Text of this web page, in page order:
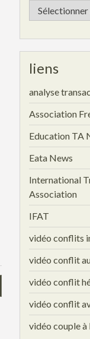
Les
archives
liens
analyse
Association
Education TA
Eata News
International
Association
IFAT
vidéo conflits
vidéo conflit
vidéo conflit
vidéo conflit
vidéo couple